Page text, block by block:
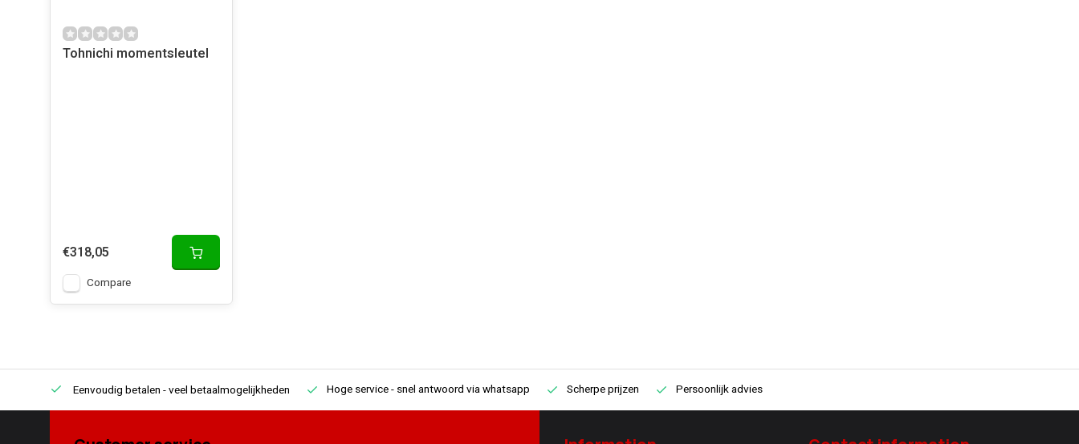
Tohnichi momentsleutel
€318,05
Compare
Eenvoudig betalen - veel betaalmogelijkheden Hoge service- snel antwoord via whatsapp Scherpe prijzen Persoonlijk advies